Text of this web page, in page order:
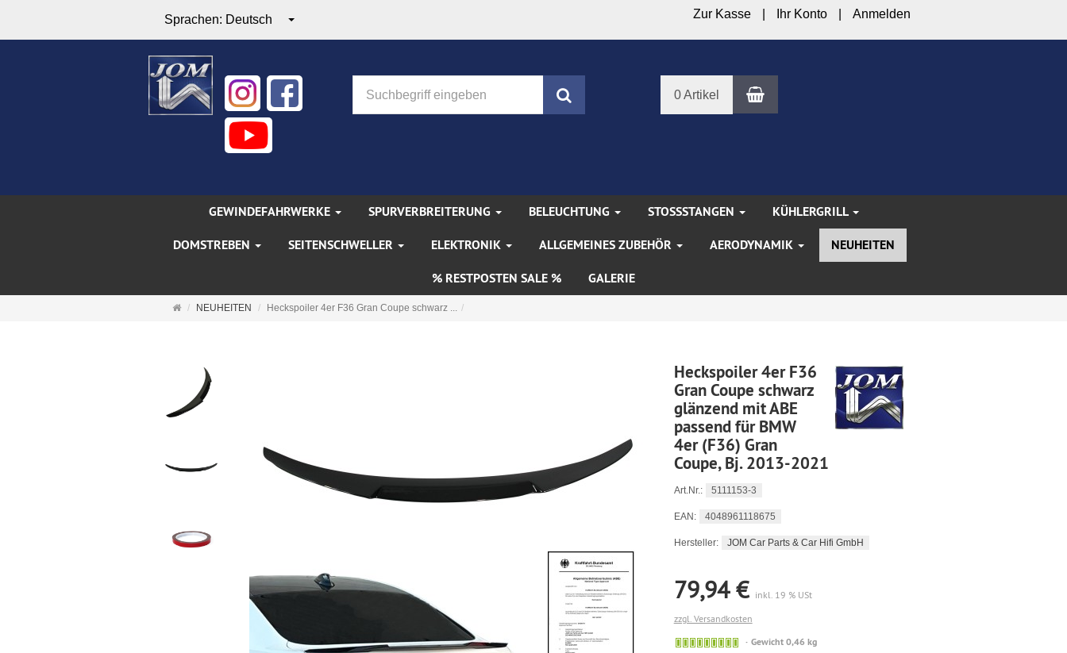
Sprachen: Deutsch Zur Kasse Ihr Konto Anmelden
0 Artikel Warenkorb
GEWINDEFAHRWERKE SPURVERBREITERUNG BELEUCHTUNG STOSSSTANGEN
KÜHLERGRILL
DOMSTREBEN
SEITENSCHWELLER ELEKTRONIK ALLGEMEINES ZUBEHÖR AERODYNAMIK
NEUHEITEN
% RESTPOSTEN SALE %
GALERIE
Startseite
NEUHEITEN Heckspoiler 4er F36 Gran Coupe schwarz ...
Heckspoiler 4er F36
Gran Coupe schwarz
glänzend mit ABE
passend für BMW
4er (F36) Gran
Coupe, Bj. 2013-2021
Art.Nr.: 5111153-3
EAN: 4048961118675
Hersteller: JOM Car Parts & Car Hifi GmbH
79,94 €
inkl. 19 % USt
zzgl. Versandkosten
🟢 Gewicht 0,46 kg